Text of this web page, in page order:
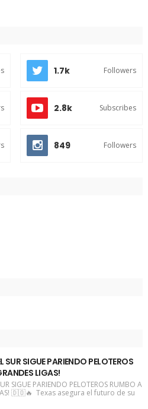
1.7k Followers
2.8k Subscribes
849 Followers
SUR SIGUE PARIENDO PELOTEROS
LIGAS!
SIGUE PARIENDO PELOTEROS RUMBO A
🇩🇴🔥 Texas asegura el futuro de su